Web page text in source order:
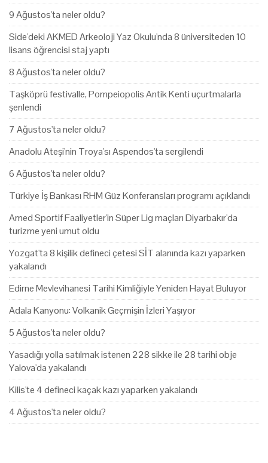
9 Ağustos'ta neler oldu?
Side'deki AKMED Arkeoloji Yaz Okulu'nda 8 üniversiteden 10
lisans öğrencisi staj yaptı
8 Ağustos'ta neler oldu?
Taşköprü festivalle, Pompeiopolis Antik Kenti uçurtmalarla
şenlendi
7 Ağustos'ta neler oldu?
Anadolu Ateşi'nin Troya'sı Aspendos'ta sergilendi
6 Ağustos'ta neler oldu?
Türkiye İş Bankası RHM Güz Konferansları programı açıklandı
Amed Sportif Faaliyetler'in Süper Lig maçları Diyarbakır'da
turizme yeni umut oldu
Yozgat'ta 8 kişilik defineci çetesi SİT alanında kazı yaparken
yakalandı
Edirne Mevlevihanesi Tarihi Kimliğiyle Yeniden Hayat Buluyor
Adala Kanyonu: Volkanik Geçmişin İzleri Yaşıyor
5 Ağustos'ta neler oldu?
Yasadığı yolla satılmak istenen 228 sikke ile 28 tarihi obje
Yalova'da yakalandı
Kilis'te 4 defineci kaçak kazı yaparken yakalandı
4 Ağustos'ta neler oldu?